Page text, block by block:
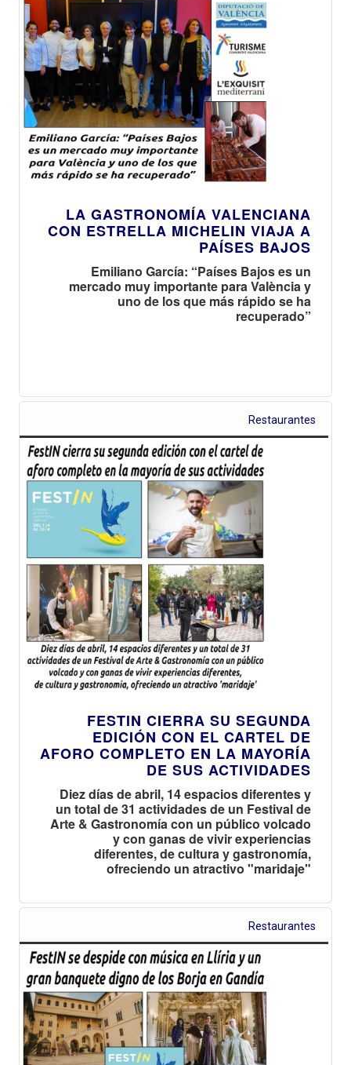
LA GASTRONOMÍA VALENCIANA
CON ESTRELLA MICHELIN VIAJA A
PAÍSES BAJOS
Emiliano García: “Países Bajos es un
mercado muy importante para València y
uno de los que más rápido se ha
recuperado”
Restaurantes
FESTIN CIERRA SU SEGUNDA
EDICIÓN CON EL CARTEL DE
AFORO COMPLETO EN LA MAYORÍA
DE SUS ACTIVIDADES
Diez días de abril, 14 espacios diferentes y
un total de 31 actividades de un Festival de
Arte & Gastronomía con un público volcado
y con ganas de vivir experiencias
diferentes, de cultura y gastronomía,
ofreciendo un atractivo "maridaje"
Restaurantes